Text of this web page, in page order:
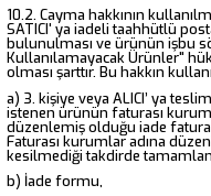
10.2. Cayma hakkının
SATICI' ya iadeli taahhütlü
bulunulması ve ürünün işbu
Kullanılamayacak Ürünler"
olması şarttır. Bu hakkın
a) 3. kişiye veya ALICI’ ya
istenen ürünün faturası
düzenlemiş olduğu iade
Faturası kurumlar adına
kesilmediği takdirde
b) İade formu,